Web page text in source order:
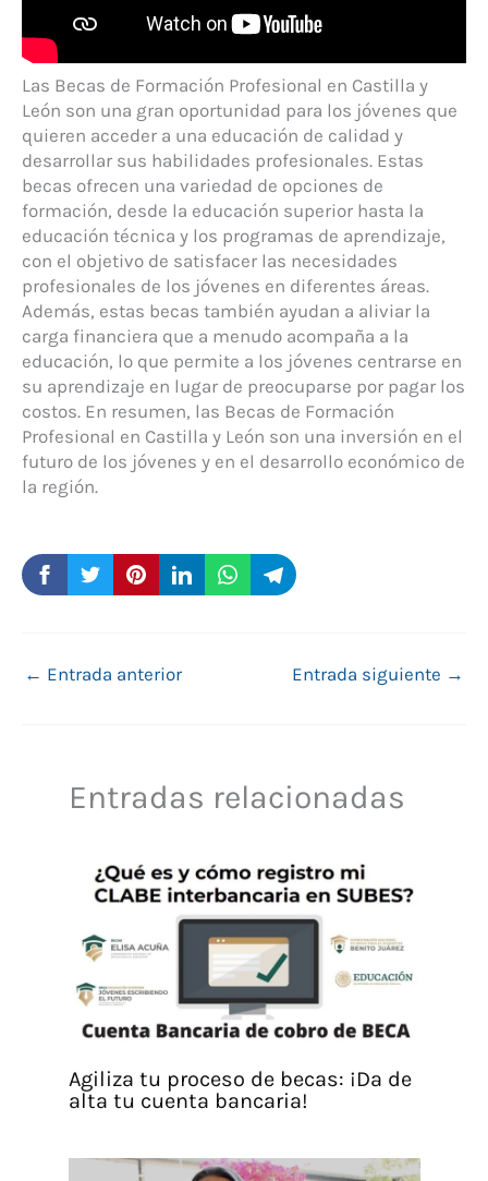
Las Becas de Formación Profesional en Castilla y
León son una gran oportunidad para los jóvenes que
quieren acceder a una educación de calidad y
desarrollar sus habilidades profesionales. Estas
becas ofrecen una variedad de opciones de
formación, desde la educación superior hasta la
educación técnica y los programas de aprendizaje,
con el objetivo de satisfacer las necesidades
profesionales de los jóvenes en diferentes áreas.
Además, estas becas también ayudan a aliviar la
carga financiera que a menudo acompaña a la
educación, lo que permite a los jóvenes centrarse en
su aprendizaje en lugar de preocuparse por pagar los
costos. En resumen, las Becas de Formación
Profesional en Castilla y León son una inversión en el
futuro de los jóvenes y en el desarrollo económico de
la región.
← Entrada anterior Entrada siguiente →
Entradas relacionadas
Agiliza tu proceso de becas: ¡Da de
alta tu cuenta bancaria!